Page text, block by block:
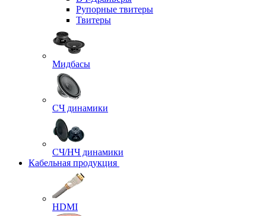
Рупорные твитеры
Твитеры
Мидбасы
СЧ динамики
СЧ/НЧ динамики
Кабельная продукция
HDMI